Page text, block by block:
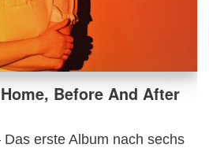
Before And After
Das erste Album nach sechs